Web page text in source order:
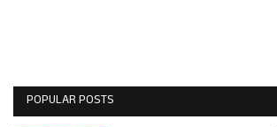
POPULAR POSTS